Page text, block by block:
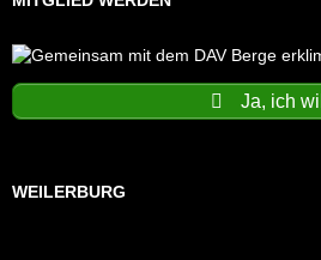
Ja, ich will
WEILERBURG